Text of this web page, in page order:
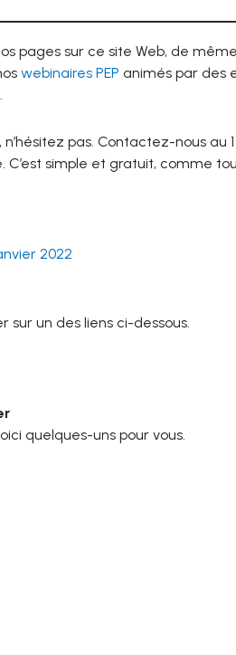
pages sur ce site Web, de
webinaires PEP animés par des
pas. Contactez-nous au
simple et gratuit, comme
2022
sur un des liens ci-dessous.
quelques-uns pour vous.